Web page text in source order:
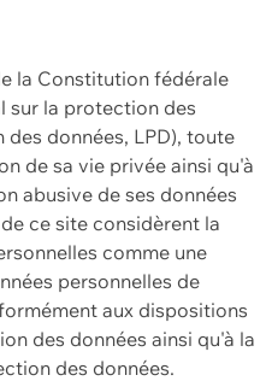
la Constitution fédérale
sur la protection des
données, LPD), toute
de sa vie privée ainsi qu'à
abusive de ses données
ce site considèrent la
comme une
personnelles de
aux dispositions
des données ainsi qu'à la
des données.